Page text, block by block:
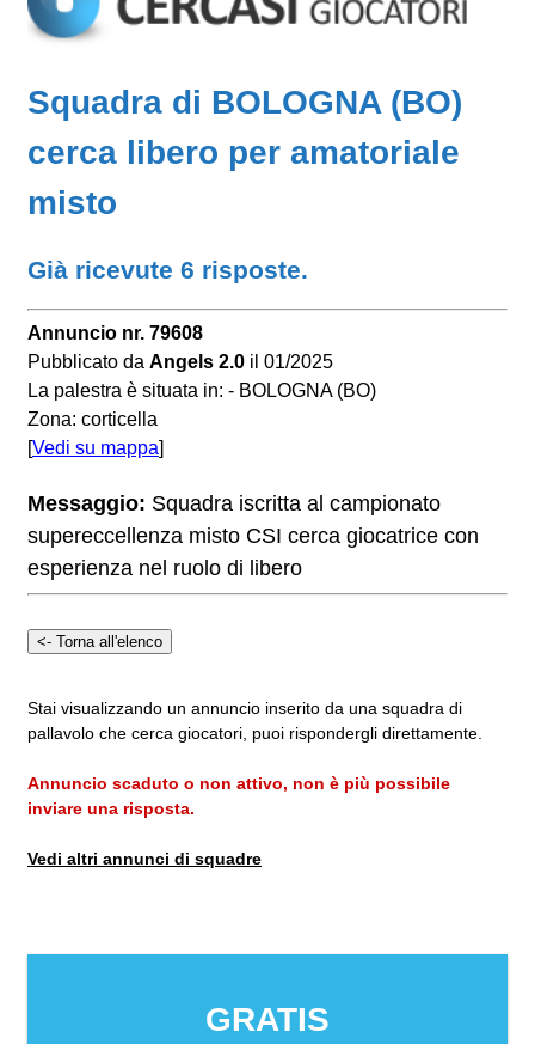
Squadra di BOLOGNA (BO)
cerca libero per amatoriale
misto
Già ricevute 6 risposte.
Annuncio nr. 79608
Pubblicato da Angels 2.0 il 01/2025
La palestra è situata in: - BOLOGNA (BO)
Zona: corticella
[Vedi su mappa]
Messaggio: Squadra iscritta al campionato
supereccellenza misto CSI cerca giocatrice con
esperienza nel ruolo di libero
Stai visualizzando un annuncio inserito da una squadra di
pallavolo che cerca giocatori, puoi rispondergli direttamente.
Annuncio scaduto o non attivo, non è più possibile
inviare una risposta.
Vedi altri annunci di squadre
GRATIS